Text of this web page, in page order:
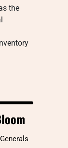
the
Generals